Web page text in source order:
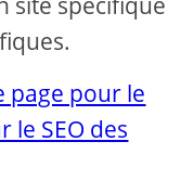
page pour le
le SEO des